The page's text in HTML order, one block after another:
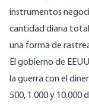
instrumentos
cantidad diaria
una forma de
El gobierno de
la guerra con el
500, 1.000 y 10.000